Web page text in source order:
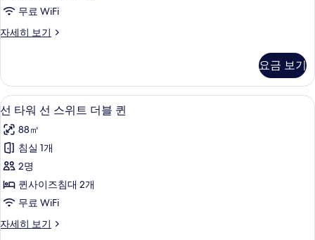
가
사
모
두
보
기
기
+
쉐
키
친
조
식
2
인
(9:00~10:30am)
+
웰
이
어
스
쉐
프
스
키
친
조
식
2
인
웰
니
스
위
더
블
퀸
사
진
모
두
보
기
무료 WiFi
자세히 보기
오
오
션
스
트
더
퀸
자
세
히
보
요금 보기
선
타
워
선
스
위
트
더
선 타워 선 스위트 더블 퀸 | 오리/거위
5
선 타워 선 스위트 더블 퀸
88㎡
침실 1개
2명
퀸사이즈침대 2개
무료 WiFi
자세히 보기
선